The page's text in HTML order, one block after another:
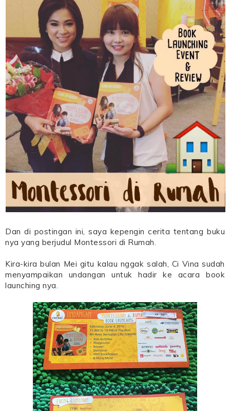
Dan di postingan ini, saya kepengin cerita tentang buku
nya yang berjudul Montessori di Rumah.
Kira-kira bulan Mei gitu kalau nggak salah, Ci Vina sudah
menyampaikan undangan untuk hadir ke acara book
launching nya.